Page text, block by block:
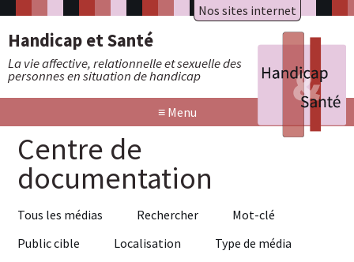
Handicap et Santé
La vie affective, relationnelle et sexuelle des
personnes en situation de handicap
Nos sites internet
A.R.A.P.H.
HAXY mental
HAXY moteur
Réseau HAXY
≡ Menu
Centre de
documentation
Tous les médias Rechercher
Mot-clé
Public cible
Localisation
Type de média